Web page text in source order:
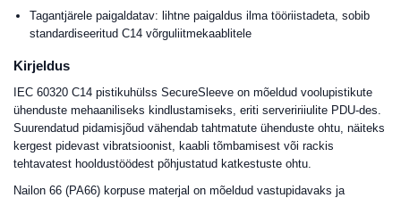
Tagantjärele paigaldatav: lihtne paigaldus ilma tööriistadeta, sobib
standardiseeritud C14 võrguliitmekaablitele
Kirjeldus
IEC 60320 C14 pistikuhülss SecureSleeve on mõeldud voolupistikute
ühenduste mehaaniliseks kindlustamiseks, eriti serveririiulite PDU-des.
Suurendatud pidamisjõud vähendab tahtmatute ühenduste ohtu, näiteks
kergest pidevast vibratsioonist, kaabli tõmbamisest või rackis
tehtavatest hooldustöödest põhjustatud katkestuste ohtu.
Nailon 66 (PA66) korpuse materjal on mõeldud vastupidavaks ja